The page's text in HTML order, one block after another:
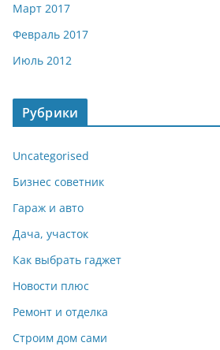
Март 2017
Февраль 2017
Июль 2012
Рубрики
Uncategorised
Бизнес советник
Гараж и авто
Дача, участок
Как выбрать гаджет
Новости плюс
Ремонт и отделка
Строим дом сами